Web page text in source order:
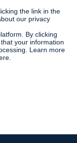
the link in the
our privacy
By clicking
your information
Learn more